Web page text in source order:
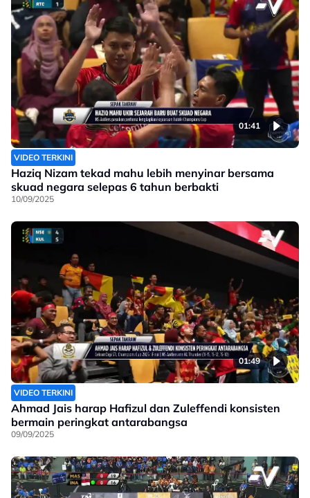
01:41
VIDEO TERKINI
Haziq Nizam tekad mahu lebih menyinar bersama
skuad negara selepas 6 tahun berbakti
10/09/2025
01:49
VIDEO TERKINI
Ahmad Jais harap Hafizul dan Zuleffendi konsisten
bermain peringkat antarabangsa
09/09/2025